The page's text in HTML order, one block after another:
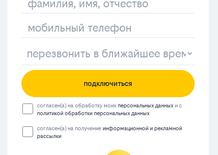
подключиться
согласен(а) на обработку моихперсональных данных и с
политикой обработки персональных данных
согласен(а) на получениеинформационной и рекламной
рассылки